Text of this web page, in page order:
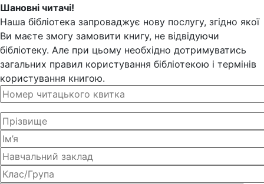
Шановні читачі!
Наша бібліотека запроваджує нову послугу, згідно якої
Ви маєте змогу замовити книгу, не відвідуючи
бібліотеку. Але при цьому необхідно дотримуватись
загальних правил користування бібліотекою і термінів
користування книгою.